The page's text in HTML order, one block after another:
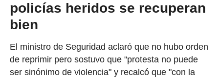
policías heridos se recuperan
bien
El ministro de Seguridad aclaró que no hubo orden
de reprimir pero sostuvo que "protesta no puede
ser sinónimo de violencia" y recalcó que "con la